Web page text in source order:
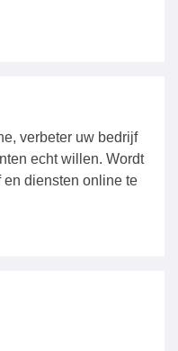
verbeter uw bedrijf
echt willen. Wordt
en diensten online te